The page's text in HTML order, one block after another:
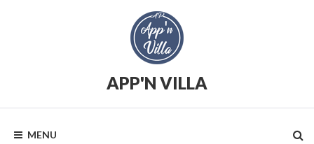
APP'N VILLA
saisonnière
MENU